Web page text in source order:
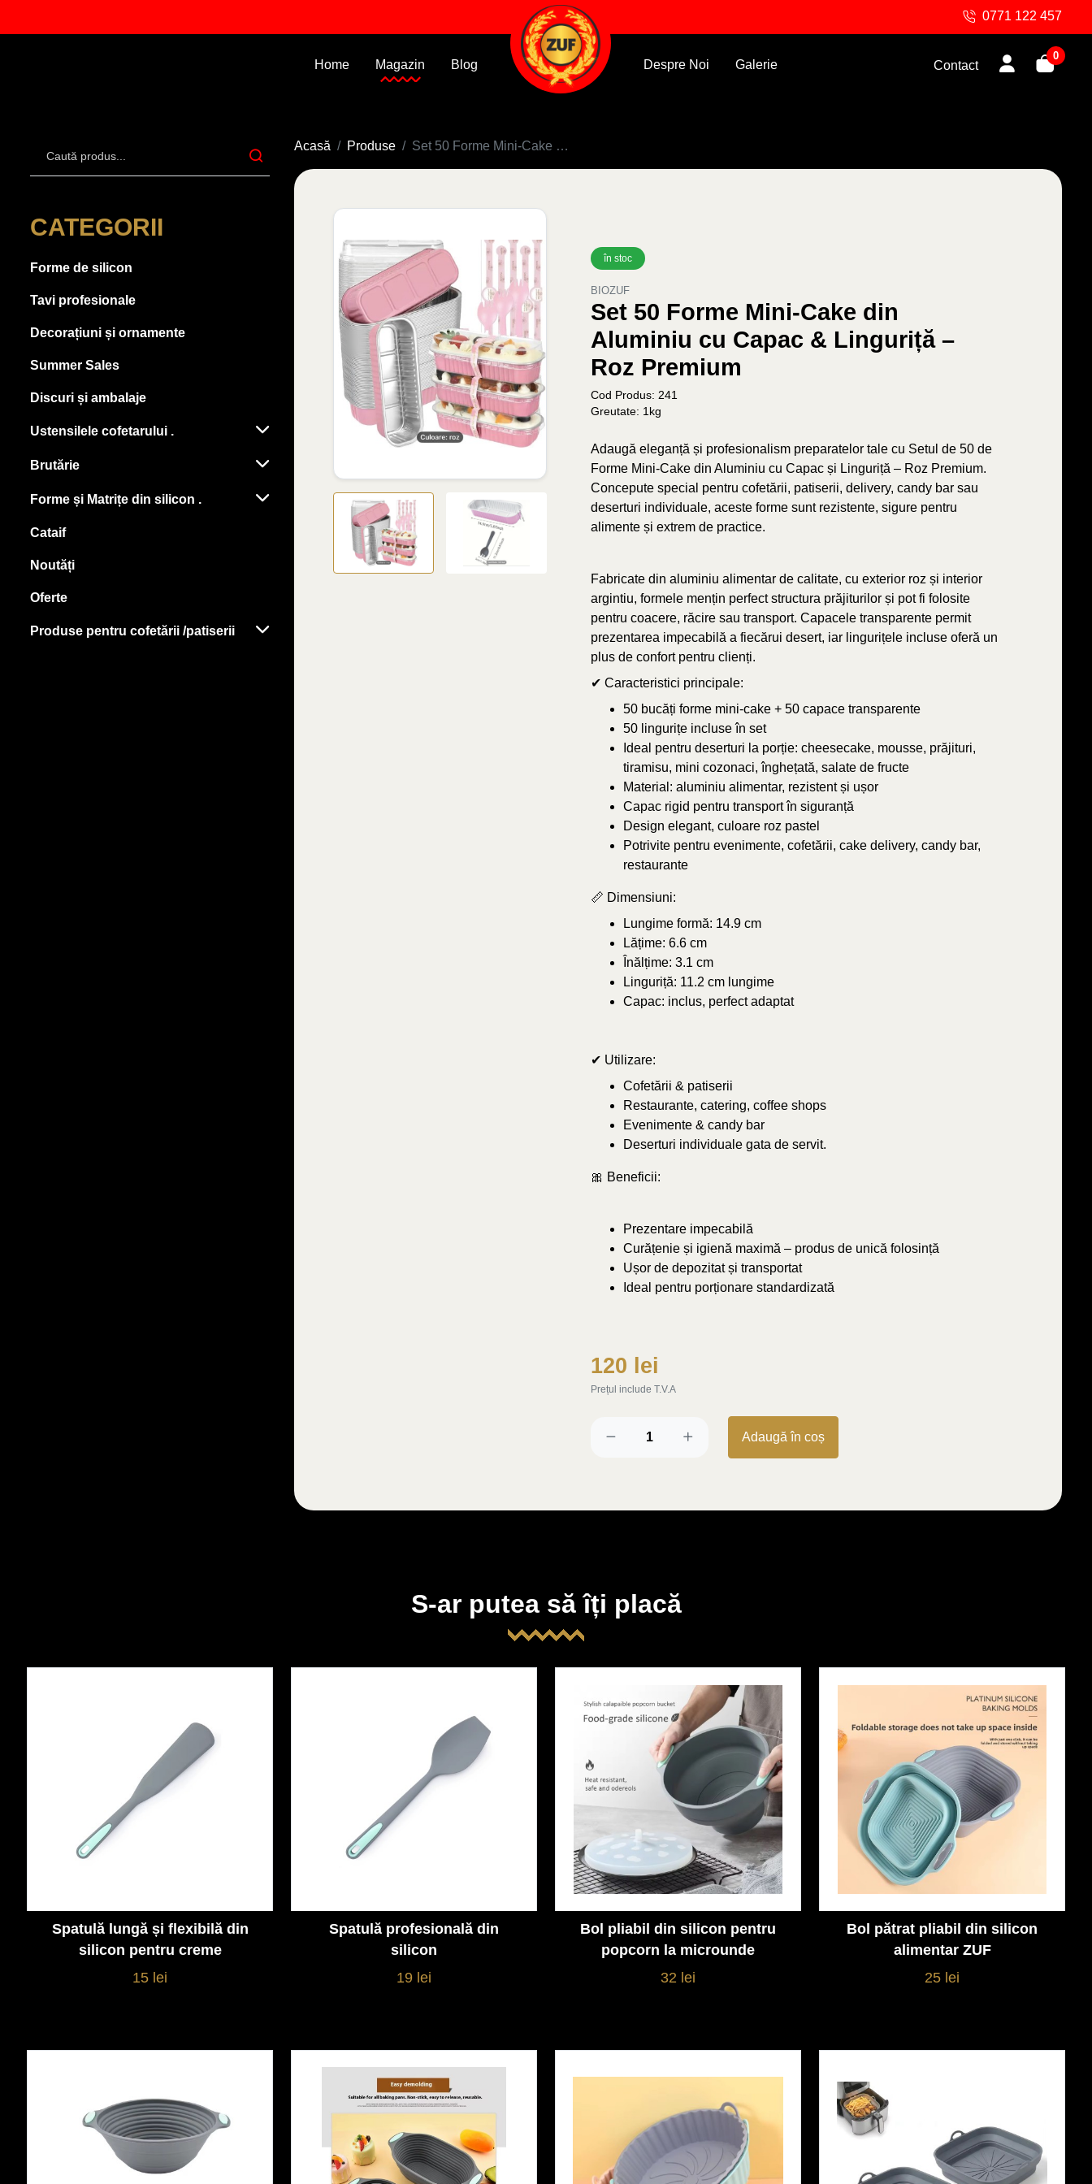
0771 122 457
Home Magazin Blog Despre Noi Galerie Contact
0
CATEGORII
Forme de silicon
Tavi profesionale
Decorațiuni și ornamente
Summer Sales
Discuri și ambalaje
Ustensilele cofetarului .
Brutărie
Forme și Matrițe din silicon .
Cataif
Noutăți
Oferte
Produse pentru cofetării /patiserii
Acasă Produse Set 50 Forme Mini-Cake din Aluminiu cu Capac & Linguriță – Roz Premium
în stoc
BIOZUF
Set 50 Forme Mini-Cake din
Aluminiu cu Capac & Linguriță –
Roz Premium
Cod Produs: 241
Greutate: 1kg
Adaugă eleganță și profesionalism preparatelor tale cu Setul de 50 de
Forme Mini-Cake din Aluminiu cu Capac și Linguriță – Roz Premium.
Concepute special pentru cofetării, patiserii, delivery, candy bar sau
deserturi individuale, aceste forme sunt rezistente, sigure pentru
alimente și extrem de practice.
Fabricate din aluminiu alimentar de calitate, cu exterior roz și interior
argintiu, formele mențin perfect structura prăjiturilor și pot fi folosite
pentru coacere, răcire sau transport. Capacele transparente permit
prezentarea impecabilă a fiecărui desert, iar lingurițele incluse oferă un
plus de confort pentru clienți.
✔ Caracteristici principale:
50 bucăți forme mini-cake + 50 capace transparente
50 lingurițe incluse în set
Ideal pentru deserturi la porție: cheesecake, mousse, prăjituri,
tiramisu, mini cozonaci, înghețată, salate de fructe
Material: aluminiu alimentar, rezistent și ușor
Capac rigid pentru transport în siguranță
Design elegant, culoare roz pastel
Potrivite pentru evenimente, cofetării, cake delivery, candy bar,
restaurante
📏 Dimensiuni:
Lungime formă: 14.9 cm
Lățime: 6.6 cm
Înălțime: 3.1 cm
Linguriță: 11.2 cm lungime
Capac: inclus, perfect adaptat
✔ Utilizare:
Cofetării & patiserii
Restaurante, catering, coffee shops
Evenimente & candy bar
Deserturi individuale gata de servit.
🎀 Beneficii:
Prezentare impecabilă
Curățenie și igienă maximă – produs de unică folosință
Ușor de depozitat și transportat
Ideal pentru porționare standardizată
120 lei
Prețul include T.V.A
Adaugă în coș
S-ar putea să îți placă
Vezi detalii
Spatulă lungă și flexibilă din
silicon pentru creme
15 lei
Vezi detalii
Spatulă profesională din
silicon
19 lei
Vezi detalii
Bol pliabil din silicon pentru
popcorn la microunde
32 lei
Vezi detalii
Bol pătrat pliabil din silicon
alimentar ZUF
25 lei